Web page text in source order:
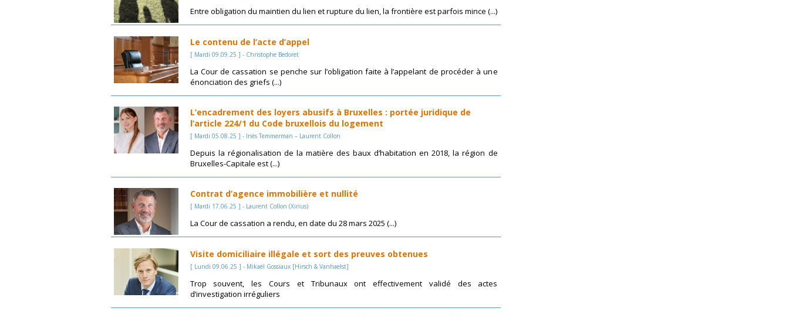
Entre obligation du maintien du lien et rupture du lien, la frontière est parfois mince (...)
Le contenu de l’acte d’appel
[ Mardi 09.09.25 ] - Christophe Bedoret
La Cour de cassation se penche sur l’obligation faite à l’appelant de procéder à une
énonciation des griefs (...)
L’encadrement des loyers abusifs à Bruxelles : portée juridique de
l’article 224/1 du Code bruxellois du logement
[ Mardi 05.08.25 ] - Inès Temmerman – Laurent Collon
Depuis la régionalisation de la matière des baux d’habitation en 2018, la région de
Bruxelles-Capitale est (...)
Contrat d’agence immobilière et nullité
[ Mardi 17.06.25 ] - Laurent Collon (Xirius)
La Cour de cassation a rendu, en date du 28 mars 2025 (...)
Visite domiciliaire illégale et sort des preuves obtenues
[ Lundi 09.06.25 ] - Mikaël Gossiaux [Hirsch & Vanhaelst]
Trop souvent, les Cours et Tribunaux ont effectivement validé des actes
d’investigation irréguliers